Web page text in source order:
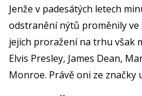
Jenže v padesátých letech
odstranění nýtů proměnily ve
jejich proražení na trhu však
Elvis Presley, James Dean,
Monroe. Právě oni ze značky